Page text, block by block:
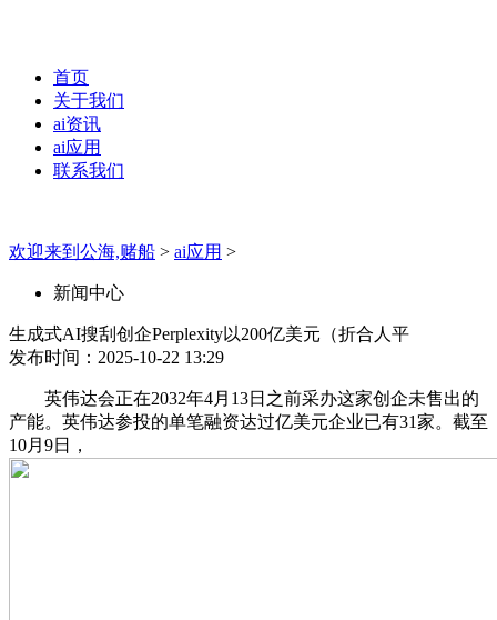
首页
关于我们
ai资讯
ai应用
联系我们
欢迎来到公海,赌船 > ai应用 >
新闻中心
生成式AI搜刮创企Perplexity以200亿美元（折合人平
发布时间：2025-10-22 13:29
英伟达会正在2032年4月13日之前采办这家创企未售出的
产能。英伟达参投的单笔融资达过亿美元企业已有31家。截至
10月9日，